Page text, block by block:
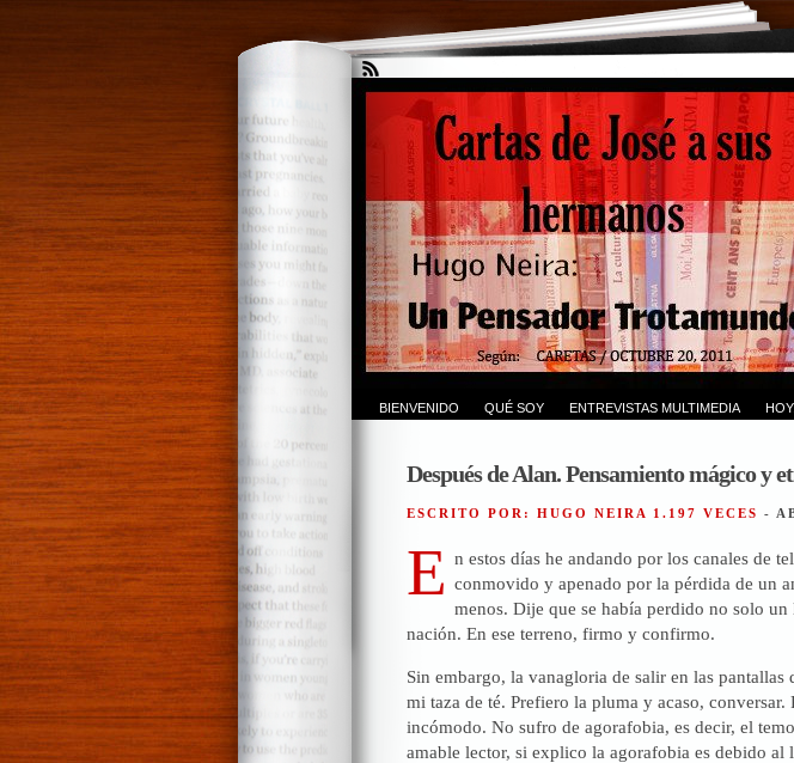
BIENVENIDO QUÉ SOY ENTREVISTAS MULTIMEDIA
Después de Alan. Pensamiento mágico y
ESCRITO POR: HUGO NEIRA 1.197 VECES -
E n estos días he andando por los canales de
conmovido y apenado por la pérdida de un
menos. Dije que se había perdido no solo
nación. En ese terreno, firmo y confirmo.
Sin embargo, la vanagloria de salir en las pantallas
mi taza de té. Prefiero la pluma y acaso, conversar.
incómodo. No sufro de agorafobia, es decir, el
amable lector, si explico la agorafobia es debido al